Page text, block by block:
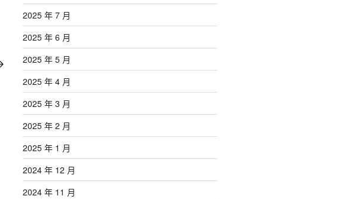
2025 年 7 月
2025 年 6 月
2025 年 5 月
2025 年 4 月
2025 年 3 月
2025 年 2 月
2025 年 1 月
2024 年 12 月
2024 年 11 月